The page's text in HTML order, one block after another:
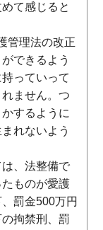
て感じると
管理法の改正
できるよう
っていって
ません。つ
するように
れないよう
、法整備で
ものが愛護
罰金500万円
拘禁刑、罰